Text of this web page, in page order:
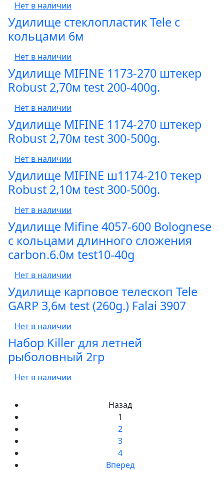
Нет в наличии
Удилище стеклопластик Tele с
кольцами 6м
Нет в наличии
Удилище MIFINE 1173-270 штекер
Robust 2,70м test 200-400g.
Нет в наличии
Удилище MIFINE 1174-270 штекер
Robust 2,70м test 300-500g.
Нет в наличии
Удилище MIFINE ш1174-210 текер
Robust 2,10м test 300-500g.
Нет в наличии
Удилище Mifine 4057-600 Bolognese
с кольцами длинного сложения
carbon.6.0м test10-40g
Нет в наличии
Удилище карповое телескоп Tele
GARP 3,6м test (260g.) Falai 3907
Нет в наличии
Набор Killer для летней
рыболовный 2гр
Нет в наличии
Назад
1
2
3
4
Вперед